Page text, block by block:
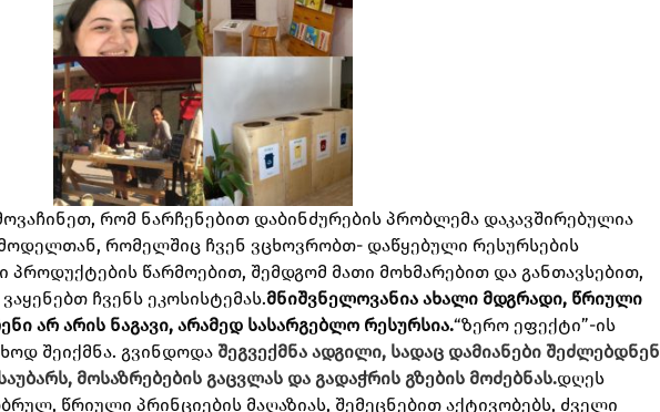
რომ ნარჩენებით დაბინძურების პრობლემა დაკავშირებულია
რომელშიც ჩვენ ვცხოვრობთ- დაწყებული რესურსების
პროდუქტების წარმოებით, შემდგომ მათი მოხმარებით და განთავსებით,
ჩვენს ეკოსისტემას.მნიშვნელოვანია ახალი მდგრადი, წრიული
არ არის ნაგავი, არამედ სასარგებლო რესურსია.“ზერო ეფექტი”-ის
შეიქმნა. გვინდოდა შეგვექმნა ადგილი, სადაც დამიანები შეძლებდნენ
მოსაზრებების გაცვლას და გადაჭრის გზების მოძებნას.დღეს
წრიული პრინციების მაღაზიას, შემეცნებით აქტივობებს, ძველი